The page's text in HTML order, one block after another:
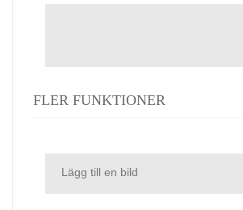
FLER FUNKTIONER
Lägg till en bild